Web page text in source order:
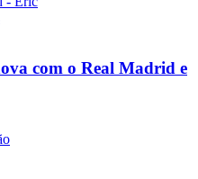
com o Real Madrid e